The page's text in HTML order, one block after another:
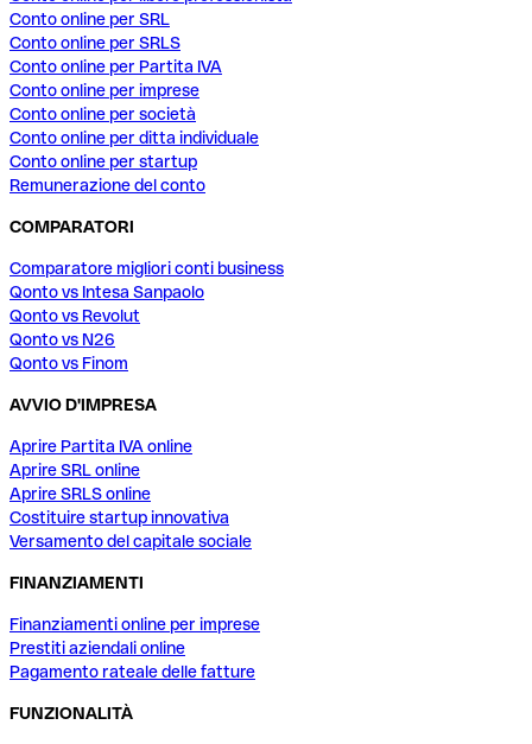
Conto online per SRL
Conto online per SRLS
Conto online per Partita IVA
Conto online per imprese
Conto online per società
Conto online per ditta individuale
Conto online per startup
Remunerazione del conto
COMPARATORI
Comparatore migliori conti business
Qonto vs Intesa Sanpaolo
Qonto vs Revolut
Qonto vs N26
Qonto vs Finom
AVVIO D'IMPRESA
Aprire Partita IVA online
Aprire SRL online
Aprire SRLS online
Costituire startup innovativa
Versamento del capitale sociale
FINANZIAMENTI
Finanziamenti online per imprese
Prestiti aziendali online
Pagamento rateale delle fatture
FUNZIONALITÀ